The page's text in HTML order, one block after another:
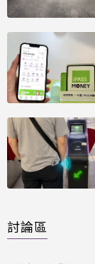
討論區